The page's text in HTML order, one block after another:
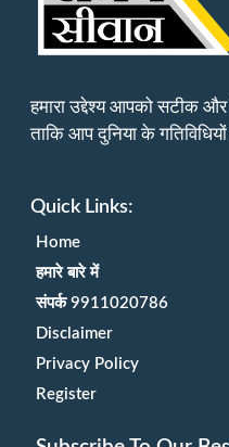
हमारा उद्देश्य आपको सटीक और
ताकि आप दुनिया के
Quick Links:
Home
हमारे बारे में
संपर्क 9911020786
Disclaimer
Privacy Policy
Register